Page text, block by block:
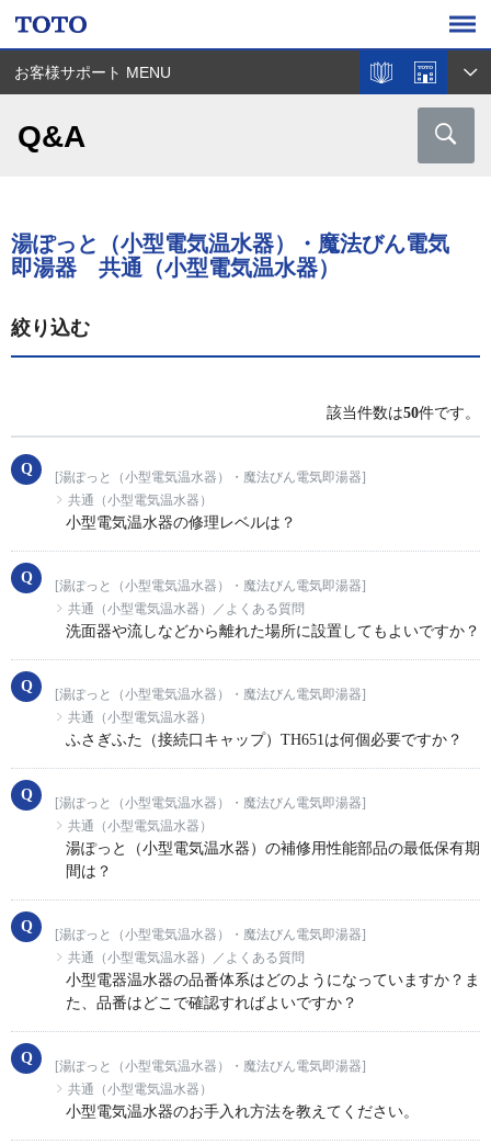
お客様サポート MENU
Q&A
湯ぽっと（小型電気温水器）・魔法びん電気
即湯器 共通（小型電気温水器）
絞り込む
該当件数は50件です。
[湯ぽっと（小型電気温水器）・魔法びん電気即湯器]
共通（小型電気温水器）
小型電気温水器の修理レベルは？
[湯ぽっと（小型電気温水器）・魔法びん電気即湯器]
共通（小型電気温水器）／よくある質問
洗面器や流しなどから離れた場所に設置してもよいですか？
[湯ぽっと（小型電気温水器）・魔法びん電気即湯器]
共通（小型電気温水器）
ふさぎふた（接続口キャップ）TH651は何個必要ですか？
[湯ぽっと（小型電気温水器）・魔法びん電気即湯器]
共通（小型電気温水器）
湯ぽっと（小型電気温水器）の補修用性能部品の最低保有期
間は？
[湯ぽっと（小型電気温水器）・魔法びん電気即湯器]
共通（小型電気温水器）／よくある質問
小型電器温水器の品番体系はどのようになっていますか？ま
た、品番はどこで確認すればよいですか？
[湯ぽっと（小型電気温水器）・魔法びん電気即湯器]
共通（小型電気温水器）
小型電気温水器のお手入れ方法を教えてください。